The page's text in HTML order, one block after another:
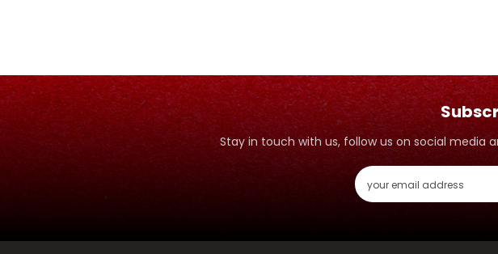
Stay in touch with us, follow us on social media